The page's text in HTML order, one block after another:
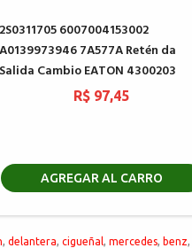
2S0311705 6007004153002
A0139973946 7A577A Retén da
Salida Cambio EATON 4300203
R$ 97,45
AGREGAR AL CARRO
delantera cigueñal mercedes benz